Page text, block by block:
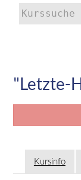
"Letzte-
Kursinfo